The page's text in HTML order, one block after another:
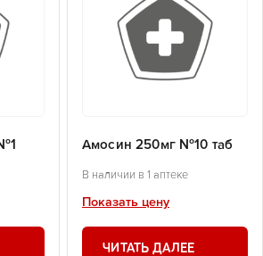
Амосин 250мг №10 таб
В наличии в 1 аптеке
Показать цену
ЧИТАТЬ ДАЛЕЕ